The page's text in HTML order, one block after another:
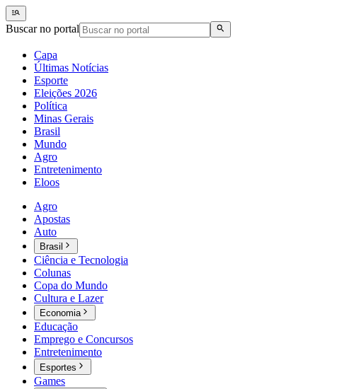
Buscar no portal
Capa
Últimas Notícias
Esporte
Eleições 2026
Política
Minas Gerais
Brasil
Mundo
Agro
Entretenimento
Eloos
Agro
Apostas
Auto
Brasil
Ciência e Tecnologia
Colunas
Copa do Mundo
Cultura e Lazer
Economia
Educação
Emprego e Concursos
Entretenimento
Esportes
Games